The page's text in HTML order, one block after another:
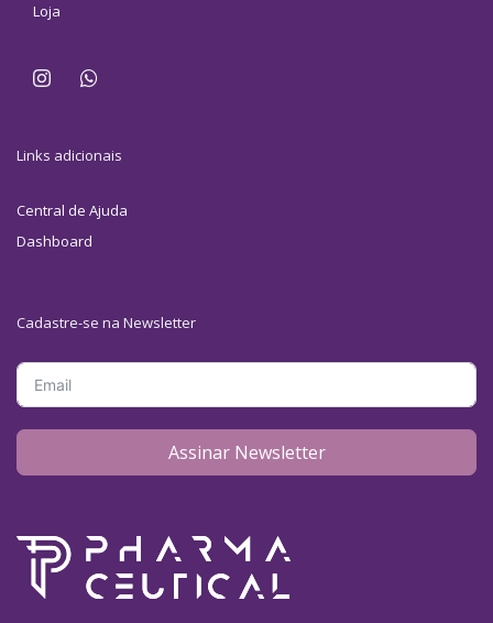
Loja
Links adicionais
Central de Ajuda
Dashboard
Cadastre-se na Newsletter
Assinar Newsletter